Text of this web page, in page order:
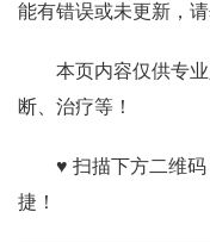
能有错误或未更新，请
本页内容仅供专
断、治疗等！
♥ 扫描下方二维
捷！